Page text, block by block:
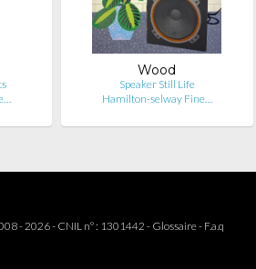
Wood
Speaker Still Life
Hamilton-selway Fine…
- 2026 - CNIL n° : 1301442 -Glossaire- F.a.q